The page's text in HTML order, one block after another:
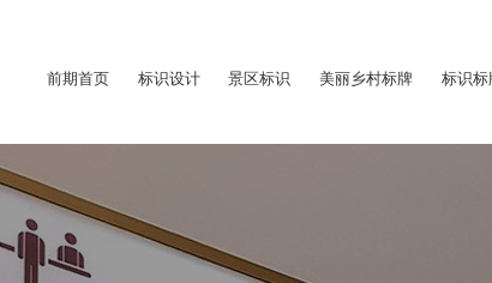
前期首页 标识设计 景区标识 美丽乡村标牌 标识标